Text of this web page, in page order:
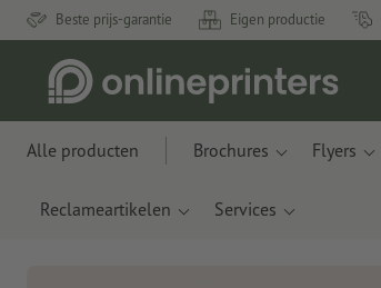
Beste prijs-garantie Eigen productie
Alle producten Brochures Flyers
Reclameartikelen Services